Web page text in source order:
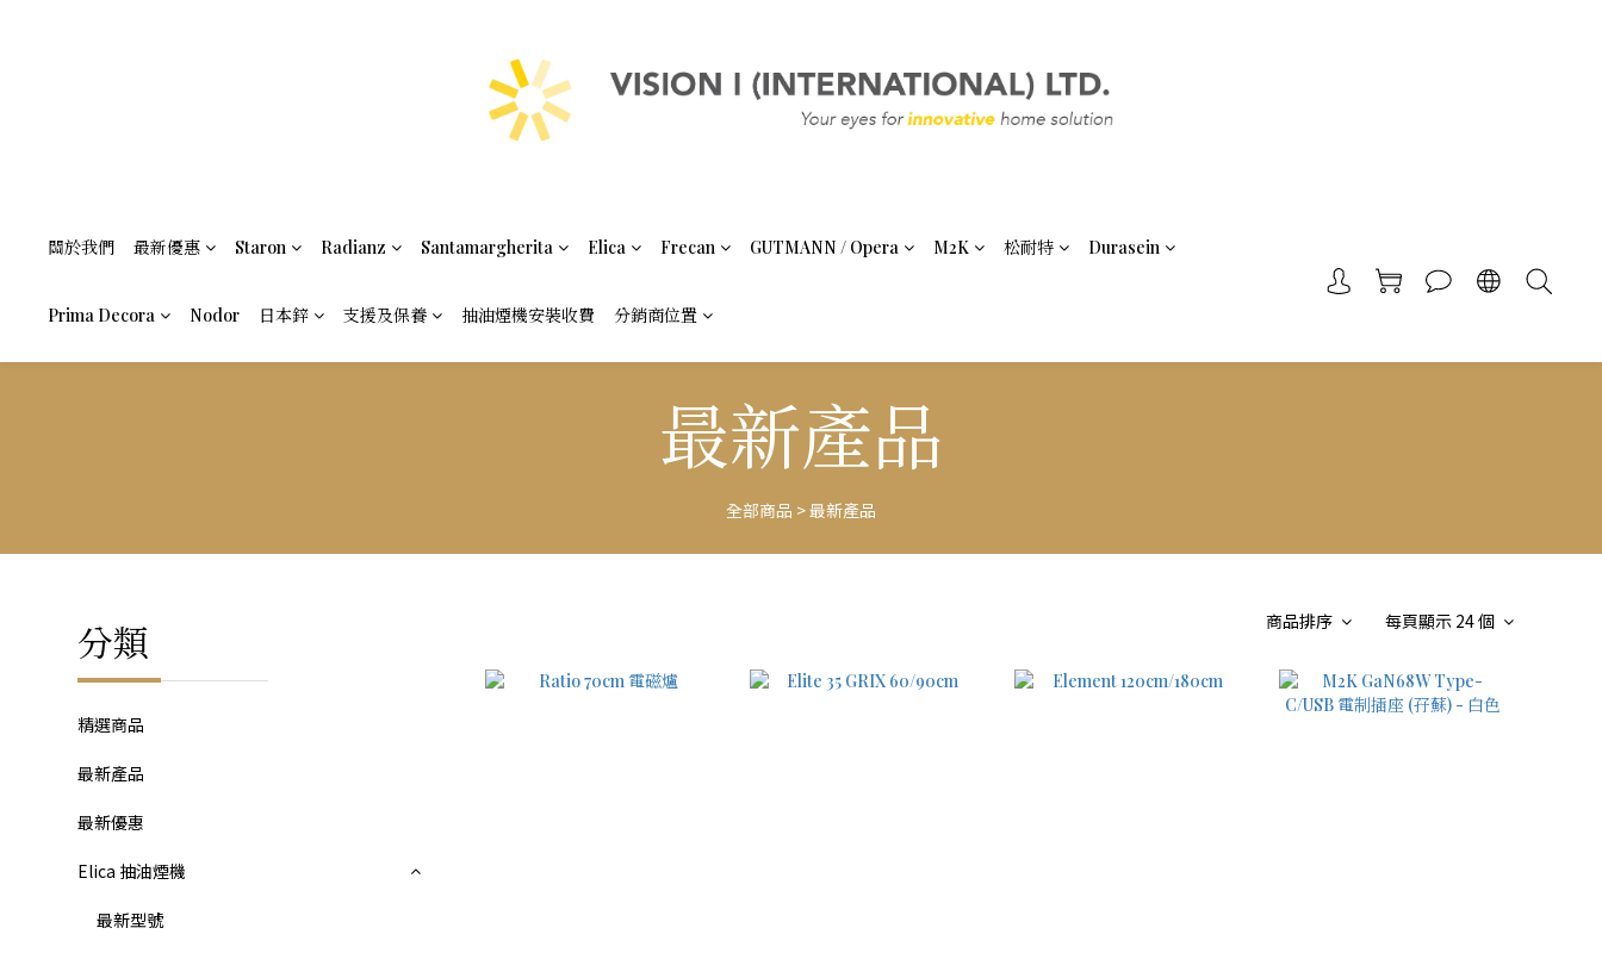
關於我們 最新優惠 Staron Radianz Santamargherita Elica Frecan GUTMANN / Opera M2K 松耐特 Durasein
Prima Decora Nodor 日本鋅 支援及保養 抽油煙機安裝收費 分銷商位置
最新產品
全部商品 >最新產品
分類
精選商品
最新產品
最新優惠
Elica 抽油煙機
最新型號
商品排序 每頁顯示 24 個